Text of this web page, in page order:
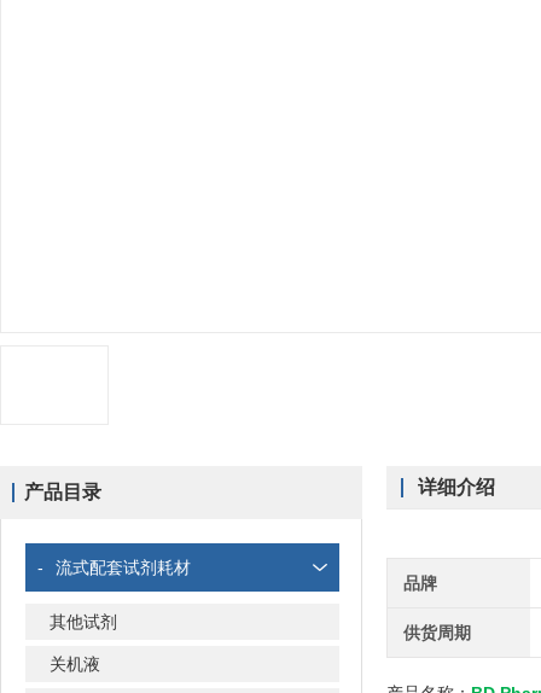
产品目录
- 流式配套试剂耗材
其他试剂
关机液
详细介绍
品牌
供货周期